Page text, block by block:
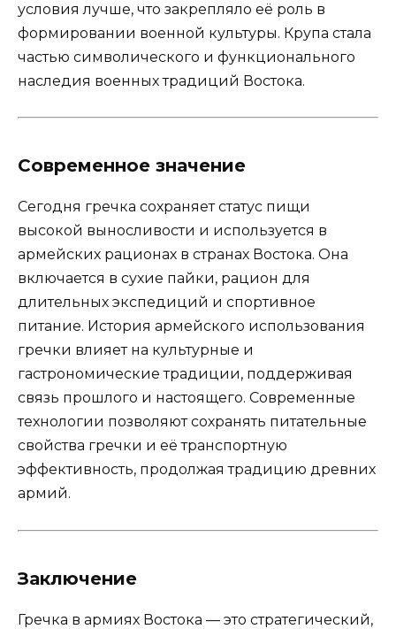
условия лучше, что закрепляло её роль в
формировании военной культуры. Крупа стала
частью символического и функционального
наследия военных традиций Востока.
Современное значение
Сегодня гречка сохраняет статус пищи
высокой выносливости и используется в
армейских рационах в странах Востока. Она
включается в сухие пайки, рацион для
длительных экспедиций и спортивное
питание. История армейского использования
гречки влияет на культурные и
гастрономические традиции, поддерживая
связь прошлого и настоящего. Современные
технологии позволяют сохранять питательные
свойства гречки и её транспортную
эффективность, продолжая традицию древних
армий.
Заключение
Гречка в армиях Востока — это стратегический,